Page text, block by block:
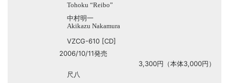
Tohoku “Reibo”
中村明一
Akikazu Nakamura
VZCG-610 [CD]
2006/10/11発売
3,300円（本体3,000円）
尺八